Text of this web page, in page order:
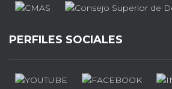
PERFILES SOCIALES